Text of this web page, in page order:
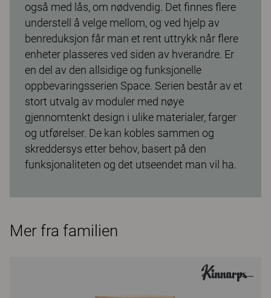
også med lås, om nødvendig. Det finnes flere
understell å velge mellom, og ved hjelp av
benreduksjon får man et rent uttrykk når flere
enheter plasseres ved siden av hverandre. Er
en del av den allsidige og funksjonelle
oppbevaringsserien Space. Serien består av et
stort utvalg av moduler med nøye
gjennomtenkt design i ulike materialer, farger
og utførelser. De kan kobles sammen og
skreddersys etter behov, basert på den
funksjonaliteten og det utseendet man vil ha.
Mer fra familien